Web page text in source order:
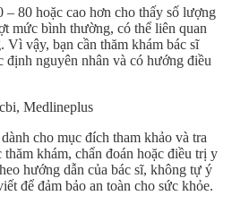
80 hoặc cao hơn cho thấy số lượng
mức bình thường, có thể liên quan
Vì vậy, bạn cần thăm khám bác sĩ
định nguyên nhân và có hướng điều
Medlineplus
cho mục đích tham khảo và tra
khám, chẩn đoán hoặc điều trị y
hướng dẫn của bác sĩ, không tự ý
để đảm bảo an toàn cho sức khỏe.